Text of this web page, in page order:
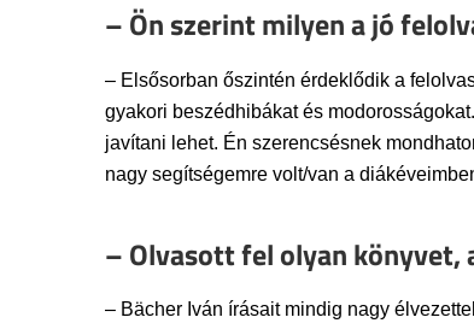
– Ön szerint milyen a jó
– Elsősorban őszintén érdeklődik a
gyakori beszédhibákat és
javítani lehet. Én szerencsésnek
nagy segítségemre volt/van a
– Olvasott fel olyan könyvet,
– Bächer Iván írásait mindig nagy